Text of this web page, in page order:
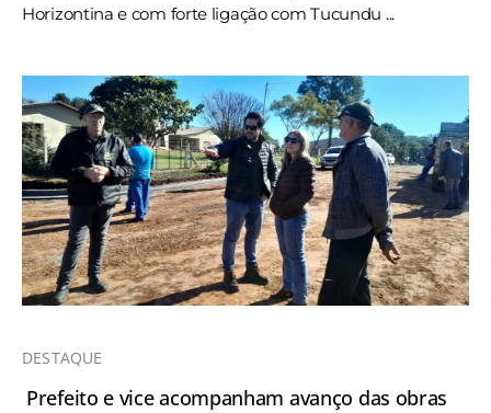
Horizontina e com forte ligação com Tucundu ...
DESTAQUE
Prefeito e vice acompanham avanço das obras